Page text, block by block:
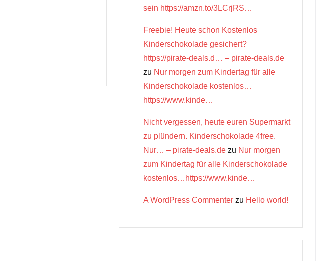
sein https://amzn.to/3LCrjRS…
Freebie! Heute schon Kostenlos
Kinderschokolade gesichert?
https://pirate-deals.d… – pirate-deals.de
zu Nur morgen zum Kindertag für alle
Kinderschokolade kostenlos…
https://www.kinde…
Nicht vergessen, heute euren Supermarkt
zu plündern. Kinderschokolade 4free.
Nur… – pirate-deals.de zu Nur morgen
zum Kindertag für alle Kinderschokolade
kostenlos…https://www.kinde…
A WordPress Commenter zu Hello world!